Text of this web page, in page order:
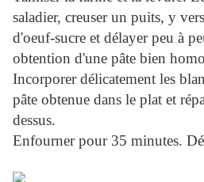
saladier, creuser un puits, y
d'oeuf-sucre et délayer peu à
obtention d'une pâte bien
Incorporer délicatement les
pâte obtenue dans le plat et
dessus.
Enfourner pour 35 minutes.